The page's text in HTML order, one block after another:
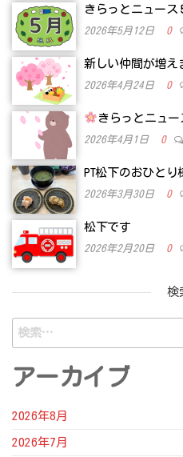
きらっとニュース
2026年5月12日 0
新しい仲間が増え
2026年4月24日 0
きらっとニュー
2026年4月1日 0
PT松下のおひと
2026年3月30日 0
松下です
2026年2月20日 0
検
検
索:
アーカイブ
2026年8月
2026年7月